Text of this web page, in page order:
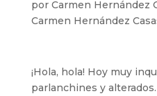
por Carmen Hernández
Carmen Hernández
¡Hola, hola! Hoy muy
parlanchines y